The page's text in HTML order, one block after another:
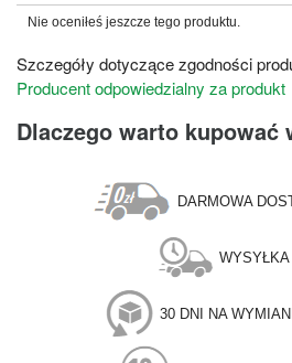
Nie oceniłeś jeszcze tego produktu.
Szczegóły dotyczące zgodności
Producent odpowiedzialny za produkt
Dlaczego warto kupować
DARMOWA
WYSYŁKA
30 DNI NA